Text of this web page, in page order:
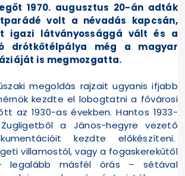
1970. augusztus 20-án adták
volt a névadás kapcsán,
igazi látványossággá vált és a
drótkötélpálya még a magyar
is megmozgatta.
megoldás rajzait ugyanis ifjabb
kezdte el lobogtatni a fővárosi
az 1930-as években. Hantos 1933-
a János-hegyre vezető
kezdte előkészíteni.
villamostól, vagy a fogaskerekűtől
legalább másfél órás – sétával